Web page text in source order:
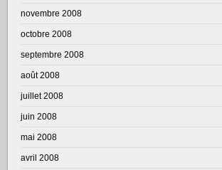
novembre 2008
octobre 2008
septembre 2008
août 2008
juillet 2008
juin 2008
mai 2008
avril 2008